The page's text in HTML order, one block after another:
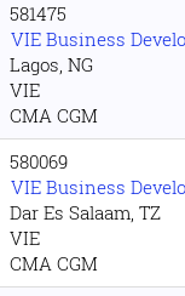
581475
VIE Business
Lagos, NG
VIE
CMA CGM
580069
VIE Business
Dar Es Salaam, TZ
VIE
CMA CGM